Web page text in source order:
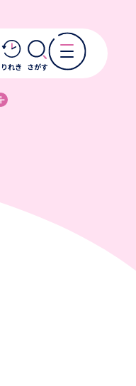
りれき さがす